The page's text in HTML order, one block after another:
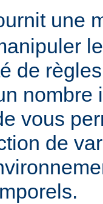
une
de
nombre
vous
de